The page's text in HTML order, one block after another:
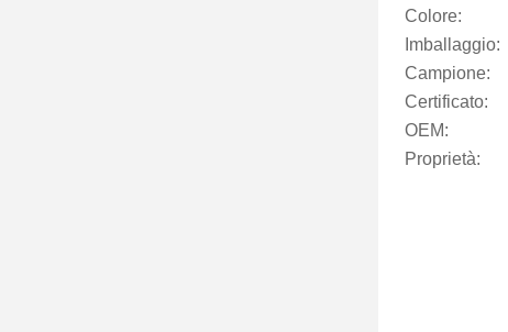
Colore:
Imballaggio:
Campione:
Certificato:
OEM:
Proprietà: